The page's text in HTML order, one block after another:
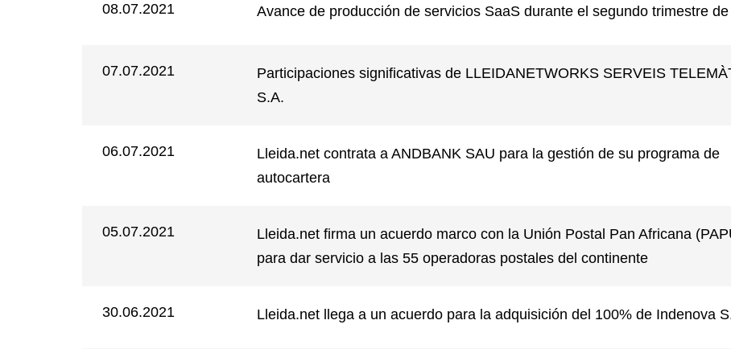
08.07.2021 Avance de producción de servicios SaaS durante el segundo trimestre
07.07.2021
Participaciones significativas de LLEIDANETWORKS SERVEIS
S.A.
06.07.2021
Lleida.net contrata a ANDBANK SAU para la gestión de su programa de
autocartera
05.07.2021
Lleida.net firma un acuerdo marco con la Unión Postal Pan Africana
para dar servicio a las 55 operadoras postales del continente
30.06.2021 Lleida.net llega a un acuerdo para la adquisición del 100% de Indenova